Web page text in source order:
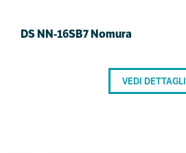
DS NN-16SB7 Nomura
VEDI DETTAGLI